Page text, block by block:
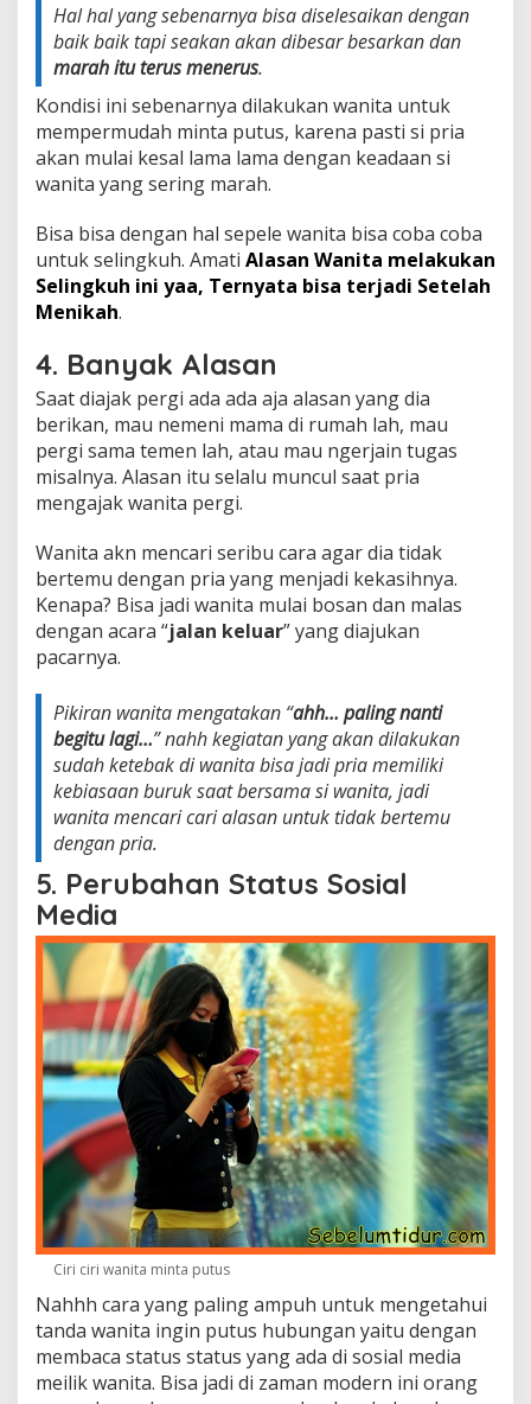
Hal hal yang sebenarnya bisa diselesaikan dengan
baik baik tapi seakan akan dibesar besarkan dan
marah itu terus menerus.
Kondisi ini sebenarnya dilakukan wanita untuk
mempermudah minta putus, karena pasti si pria
akan mulai kesal lama lama dengan keadaan si
wanita yang sering marah.
Bisa bisa dengan hal sepele wanita bisa coba coba
untuk selingkuh. Amati Alasan Wanita melakukan
Selingkuh ini yaa, Ternyata bisa terjadi Setelah
Menikah.
4. Banyak Alasan
Saat diajak pergi ada ada aja alasan yang dia
berikan, mau nemeni mama di rumah lah, mau
pergi sama temen lah, atau mau ngerjain tugas
misalnya. Alasan itu selalu muncul saat pria
mengajak wanita pergi.
Wanita akn mencari seribu cara agar dia tidak
bertemu dengan pria yang menjadi kekasihnya.
Kenapa? Bisa jadi wanita mulai bosan dan malas
dengan acara “jalan keluar” yang diajukan
pacarnya.
Pikiran wanita mengatakan “ahh… paling nanti
begitu lagi…” nahh kegiatan yang akan dilakukan
sudah ketebak di wanita bisa jadi pria memiliki
kebiasaan buruk saat bersama si wanita, jadi
wanita mencari cari alasan untuk tidak bertemu
dengan pria.
5. Perubahan Status Sosial
Media
Ciri ciri wanita minta putus
Nahhh cara yang paling ampuh untuk mengetahui
tanda wanita ingin putus hubungan yaitu dengan
membaca status status yang ada di sosial media
meilik wanita. Bisa jadi di zaman modern ini orang